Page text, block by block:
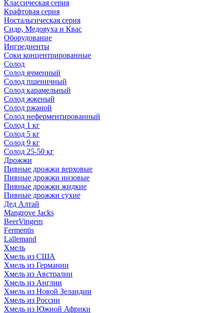
Классическая серия
Крафтовая серия
Ностальгическая серия
Сидр, Медовуха и Квас
Оборудование
Ингредиенты
Соки концентрированные
Солод
Солод ячменный
Солод пшеничный
Солод карамельный
Солод жженый
Солод ржаной
Солод неферментированный
Солод 1 кг
Солод 5 кг
Солод 9 кг
Солод 25-50 кг
Дрожжи
Пивные дрожжи верховые
Пивные дрожжи низовые
Пивные дрожжи жидкие
Пивные дрожжи сухие
Дед Алтай
Mangrove Jacks
BeerVingem
Fermentis
Lallemand
Хмель
Хмель из США
Хмель из Германии
Хмель из Австралии
Хмель из Англии
Хмель из Новой Зеландии
Хмель из России
Хмель из Южной Африки